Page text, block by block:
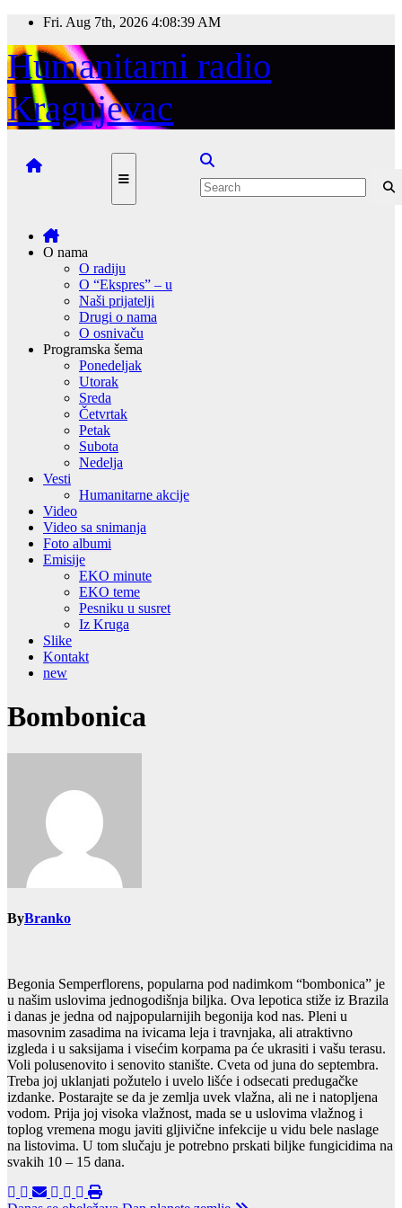
Skip
content
Fri. Aug 7th, 2026 4:08:39 AM
Humanitarni radio
Kragujevac
O nama
O radiju
O “Ekspres” – u
Naši prijatelji
Drugi o nama
O osnivaču
Programska šema
Ponedeljak
Utorak
Sreda
Četvrtak
Petak
Subota
Nedelja
Vesti
Humanitarne akcije
Video
Video sa snimanja
Foto albumi
Emisije
EKO minute
EKO teme
Pesniku u susret
Iz Kruga
Slike
Kontakt
new
Bombonica
ByBranko
Begonia Semperflorens, popularna pod nadimkom “bombonica” je
u našim uslovima jednogodišnja biljka. Ova lepotica stiže iz Brazila
i danas je jedna od najpopularnijih begonija kod nas. Pleni u
masovnim zasadima na ivicama leja i travnjaka, ali atraktivno
izgleda i u saksijama i visećim korpama pa će ukrasiti i vašu terasu.
Voli polusenovito i senovito stanište. Cveta od juna do septembra.
Treba joj uklanjati požutelo i uvelo lišće i odsecati predugačke
izdanke. Postarajte se da je zemlja uvek vlažna, ali ne i natopljena
vodom. Prija joj visoka vlažnost, mada se u uslovima vlažnog i
toplog vremena mogu javiti gljivične infekcije u vidu bele naslage
na listovima. U tom slučaju je potrebno prskati biljke fungicidima na
svakih 10 – 15 dana.